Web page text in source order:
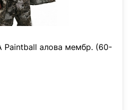
алова мембр. (60-